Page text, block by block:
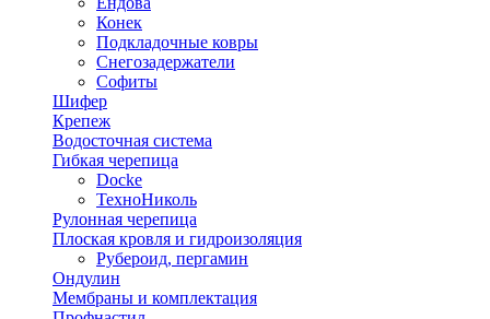
Конек
Подкладочные ковры
Снегозадержатели
Софиты
Шифер
Крепеж
Водосточная система
Гибкая черепица
Docke
ТехноНиколь
Рулонная черепица
Плоская кровля и гидроизоляция
Рубероид, пергамин
Ондулин
Мембраны и комплектация